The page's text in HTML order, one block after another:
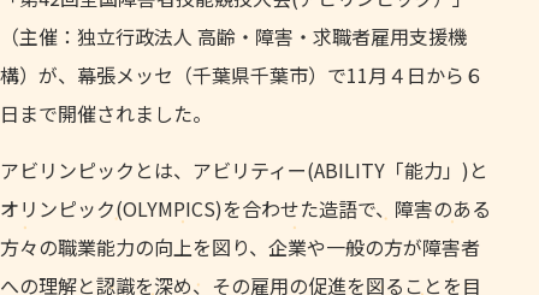
（主催：独立行政法人 高齢・障害・求職者雇用支援機
構）が、幕張メッセ（千葉県千葉市）で11月４日から６
日まで開催されました。
アビリンピックとは、アビリティー(ABILITY「能力」)と
オリンピック(OLYMPICS)を合わせた造語で、障害のある
方々の職業能力の向上を図り、企業や一般の方が障害者
への理解と認識を深め、その雇用の促進を図ることを目